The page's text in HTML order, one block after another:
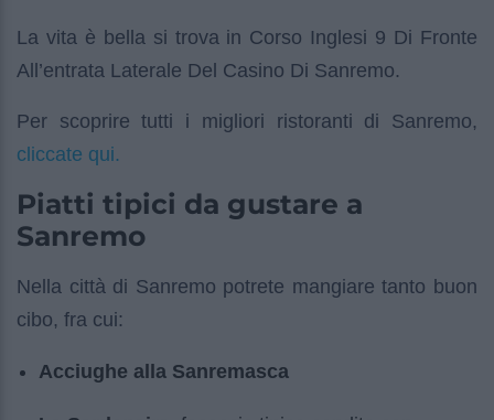
La vita è bella si trova in Corso Inglesi 9 Di Fronte
All’entrata Laterale Del Casino Di Sanremo.
Per scoprire tutti i migliori ristoranti di Sanremo,
cliccate qui.
Piatti tipici da gustare a
Sanremo
Nella città di Sanremo potrete mangiare tanto buon
cibo, fra cui:
Acciughe alla Sanremasca